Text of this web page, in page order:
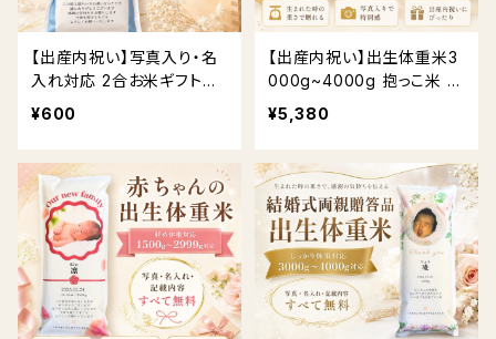
【出産内祝い】写真入り・名
入れ対応 2合お米ギフト
送料無料
¥600
【出産内祝い】出生体重米3
000g~4000g 抱っこ米 体
重米｜写真入り・名入れ対
応 送料無料
¥5,380